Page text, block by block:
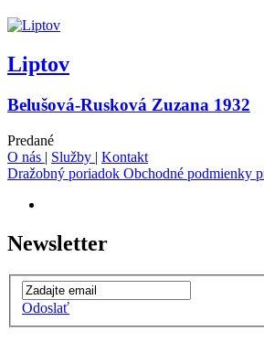
Liptov
Belušová-Rusková Zuzana 1932
Predané
O nás | Služby | Kontakt
Dražobný poriadok Obchodné podmienky
Newsletter
Odoslať